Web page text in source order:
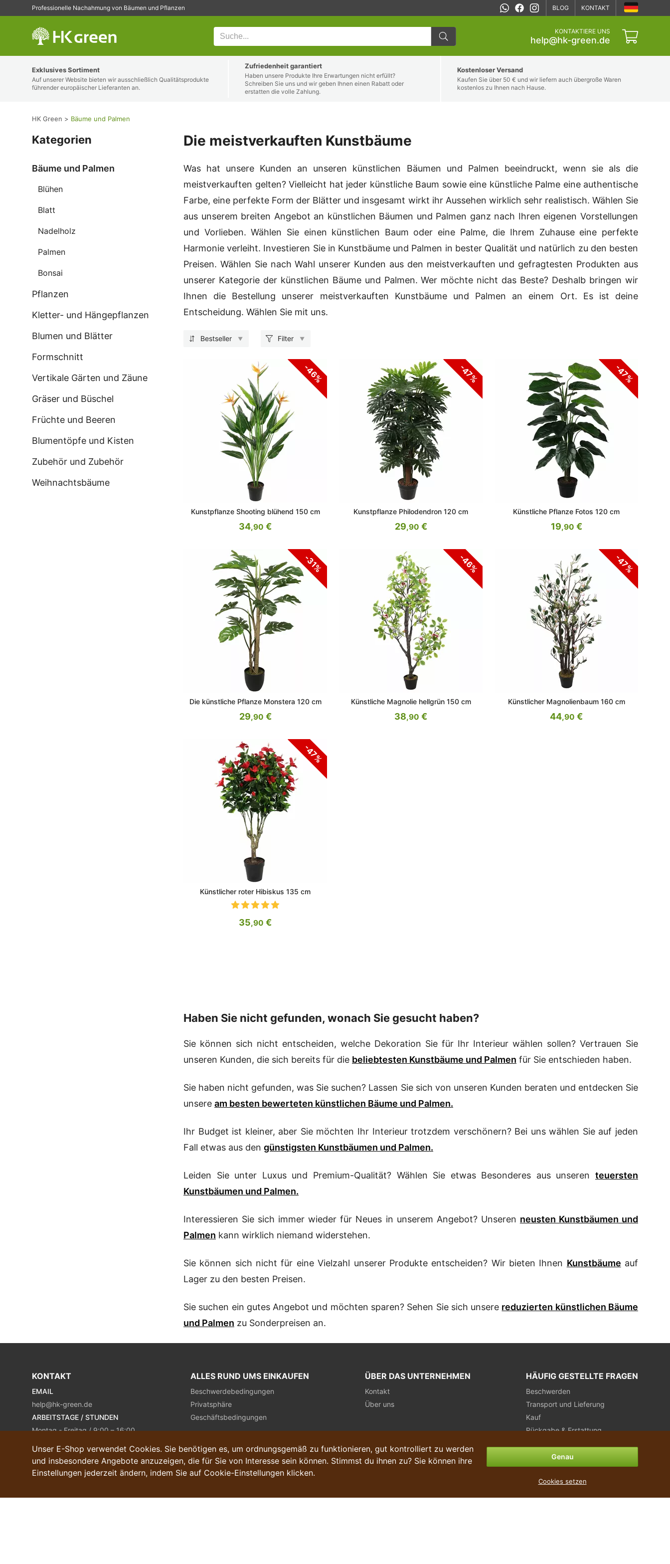
Professionelle Nachahmung von Bäumen und Pflanzen BLOG
KONTAKT
KONTAKTIERE UNS
help@hk-green.de
HK Green Bäume und Palmen
Kategorien
Bäume und Palmen
Blühen
Blatt
Nadelholz
Palmen
Bonsai
Pflanzen
Kletter- und Hängepflanzen
Blumen und Blätter
Formschnitt
Vertikale Gärten und Zäune
Gräser und Büschel
Früchte und Beeren
Blumentöpfe und Kisten
Zubehör und Zubehör
Weihnachtsbäume
Exklusives Sortiment
Auf unserer Website bieten wir ausschließlich Qualitätsprodukte
führender europäischer Lieferanten an.
Zufriedenheit garantiert
Haben unsere Produkte Ihre Erwartungen nicht erfüllt?
Schreiben Sie uns und wir geben Ihnen einen Rabatt oder
erstatten die volle Zahlung.
Kostenloser Versand
Kaufen Sie über 50 € und wir liefern auch übergroße Waren
kostenlos zu Ihnen nach Hause.
Die meistverkauften Kunstbäume
Was hat unsere Kunden an unseren künstlichen Bäumen und Palmen beeindruckt, wenn sie als die
meistverkauften gelten? Vielleicht hat jeder künstliche Baum sowie eine künstliche Palme eine authentische
Farbe, eine perfekte Form der Blätter und insgesamt wirkt ihr Aussehen wirklich sehr realistisch. Wählen Sie
aus unserem breiten Angebot an künstlichen Bäumen und Palmen ganz nach Ihren eigenen Vorstellungen
und Vorlieben. Wählen Sie einen künstlichen Baum oder eine Palme, die Ihrem Zuhause eine perfekte
Harmonie verleiht. Investieren Sie in Kunstbäume und Palmen in bester Qualität und natürlich zu den besten
Preisen. Wählen Sie nach Wahl unserer Kunden aus den meistverkauften und gefragtesten Produkten aus
unserer Kategorie der künstlichen Bäume und Palmen. Wer möchte nicht das Beste? Deshalb bringen wir
Ihnen die Bestellung unserer meistverkauften Kunstbäume und Palmen an einem Ort. Es ist deine
Entscheidung. Wählen Sie mit uns.
Bestseller Filter
-46%
Kunstpflanze Shooting blühend 150 cm
34,90 €
-47%
Kunstpflanze Philodendron 120 cm
29,90 €
-47%
Künstliche Pflanze Fotos 120 cm
19,90 €
-31%
Die künstliche Pflanze Monstera 120 cm
29,90 €
-46%
Künstliche Magnolie hellgrün 150 cm
38,90 €
-47%
Künstlicher Magnolienbaum 160 cm
44,90 €
-47%
Künstlicher roter Hibiskus 135 cm
35,90 €
Haben Sie nicht gefunden, wonach Sie gesucht haben?
Sie können sich nicht entscheiden, welche Dekoration Sie für Ihr Interieur wählen sollen? Vertrauen Sie
unseren Kunden, die sich bereits für die beliebtesten Kunstbäume und Palmen für Sie entschieden haben.
Sie haben nicht gefunden, was Sie suchen? Lassen Sie sich von unseren Kunden beraten und entdecken Sie
unsere am besten bewerteten künstlichen Bäume und Palmen.
Ihr Budget ist kleiner, aber Sie möchten Ihr Interieur trotzdem verschönern? Bei uns wählen Sie auf jeden
Fall etwas aus den günstigsten Kunstbäumen und Palmen.
Leiden Sie unter Luxus und Premium-Qualität? Wählen Sie etwas Besonderes aus unseren teuersten
Kunstbäumen und Palmen.
Interessieren Sie sich immer wieder für Neues in unserem Angebot? Unseren neusten Kunstbäumen und
Palmen kann wirklich niemand widerstehen.
Sie können sich nicht für eine Vielzahl unserer Produkte entscheiden? Wir bieten Ihnen Kunstbäume auf
Lager zu den besten Preisen.
Sie suchen ein gutes Angebot und möchten sparen? Sehen Sie sich unsere reduzierten künstlichen Bäume
und Palmen zu Sonderpreisen an.
KONTAKT
EMAIL
help@hk-green.de
ARBEITSTAGE / STUNDEN
Montag - Freitag / 9:00 – 16:00
ALLES RUND UMS EINKAUFEN
Beschwerdebedingungen
Privatsphäre
Geschäftsbedingungen
ÜBER DAS UNTERNEHMEN
Kontakt
Über uns
HÄUFIG GESTELLTE FRAGEN
Beschwerden
Transport und Lieferung
Kauf
Rückgabe & Erstattung
Unser E-Shop verwendet Cookies. Sie benötigen es, um ordnungsgemäß zu funktionieren, gut kontrolliert zu werden
und insbesondere Angebote anzuzeigen, die für Sie von Interesse sein können. Stimmst du ihnen zu? Sie können ihre
Einstellungen jederzeit ändern, indem Sie auf Cookie-Einstellungen klicken.
Genau
Cookies setzen